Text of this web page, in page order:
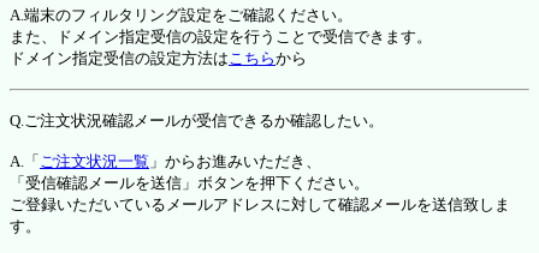
A.端末のフィルタリング設定をご確認ください。
また、ドメイン指定受信の設定を行うことで受信できます。
ドメイン指定受信の設定方法はこちらから
Q.ご注文状況確認メールが受信できるか確認したい。
A.「 ご注文状況一覧 」からお進みいただき、
「受信確認メールを送信」ボタンを押下ください。
ご登録いただいているメールアドレスに対して確認メールを送信致しま
す。